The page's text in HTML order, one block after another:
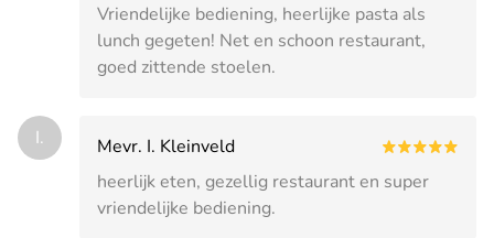
Vriendelijke bediening, heerlijke pasta als
lunch gegeten! Net en schoon restaurant,
goed zittende stoelen.
I.
Mevr. I. Kleinveld
heerlijk eten, gezellig restaurant en super
vriendelijke bediening.